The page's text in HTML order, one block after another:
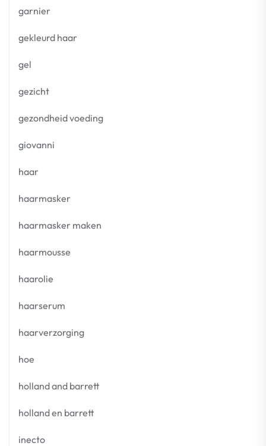
garnier
gekleurd haar
gel
gezicht
gezondheid voeding
giovanni
haar
haarmasker
haarmasker maken
haarmousse
haarolie
haarserum
haarverzorging
hoe
holland and barrett
holland en barrett
inecto